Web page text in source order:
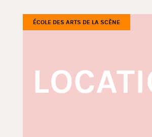
ÉCOLE DES ARTS DE LA SCÈNE